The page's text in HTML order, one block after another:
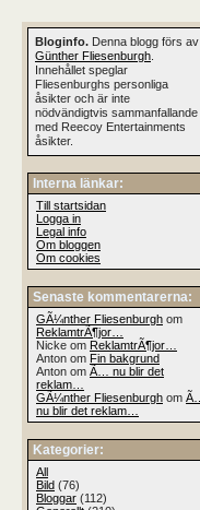
Bloginfo. Denna blogg förs av
Günther Fliesenburgh
Innehållet speglar
Fliesenburghs personliga
åsikter och är inte
nödvändigtvis sammanfallande
med Reecoy Entertainments
åsikter.
Interna länkar:
Till startsidan
Logga in
Legal info
Om bloggen
Om cookies
Senaste kommentarerna:
GÃ¼nther Fliesenburgh om
ReklamtrÃ¶jor…
Nicke om ReklamtrÃ¶jor…
Anton om Fin bakgrund
Anton om Ã… nu blir det
reklam…
GÃ¼nther Fliesenburgh om Ã…
nu blir det reklam…
Kategorier:
All
Bild (76)
Bloggar (112)